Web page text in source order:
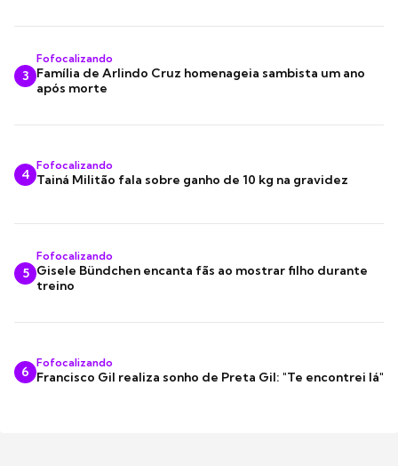
3
Fofocalizando
Família de Arlindo Cruz homenageia sambista um ano
após morte
4
Fofocalizando
Tainá Militão fala sobre ganho de 10 kg na gravidez
5
Fofocalizando
Gisele Bündchen encanta fãs ao mostrar filho durante
treino
6
Fofocalizando
Francisco Gil realiza sonho de Preta Gil: "Te encontrei lá"